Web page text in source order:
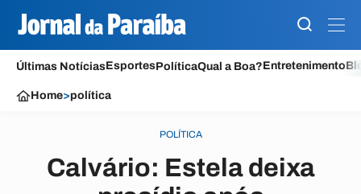
Últimas NotíciasEsportesPolíticaQual a Boa?Entretenimento
Home>política
POLÍTICA
Calvário: Estela deixa